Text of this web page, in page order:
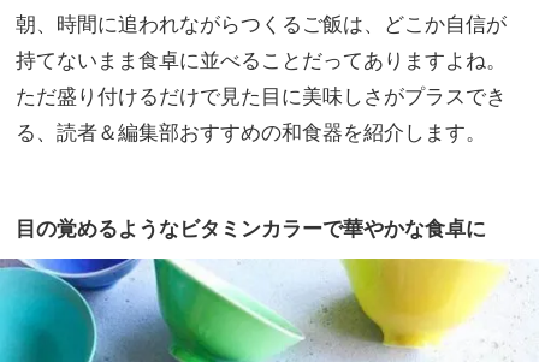
朝、時間に追われながらつくるご飯は、どこか自信が
持てないまま食卓に並べることだってありますよね。
ただ盛り付けるだけで見た目に美味しさがプラスでき
る、読者＆編集部おすすめの和食器を紹介します。
目の覚めるようなビタミンカラーで華やかな食卓に